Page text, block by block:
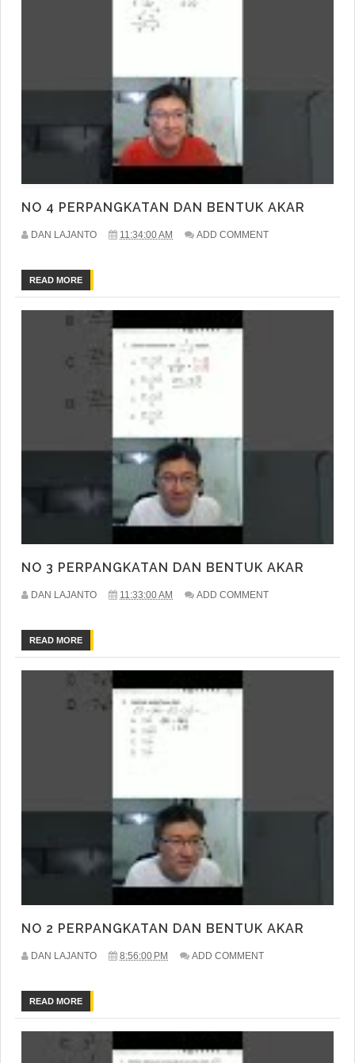
NO 4 PERPANGKATAN DAN BENTUK AKAR
DAN LAJANTO 11:34:00 AM ADD COMMENT
READ MORE
NO 3 PERPANGKATAN DAN BENTUK AKAR
DAN LAJANTO 11:33:00 AM ADD COMMENT
READ MORE
NO 2 PERPANGKATAN DAN BENTUK AKAR
DAN LAJANTO 8:56:00 PM ADD COMMENT
READ MORE